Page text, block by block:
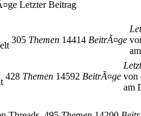
Letzter Beitrag
305 Themen 14414 BeitrÃ¤ge
428 Themen 14592 BeitrÃ¤ge von
am